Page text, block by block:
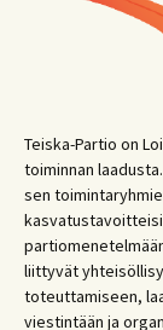
Teiska-Partio on
toiminnan
sen
liittyvät
toteuttamiseen,
viestintään ja